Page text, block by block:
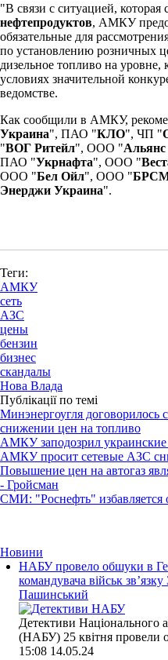
"В связи с ситуацией,
нефтепродуктов, АМКУ
обязательные для
по установлению розничных
дизельное топливо на
условиях значительной
ведомстве.
Как сообщили в АМКУ,
Украина", ПАО "КЛО", ЧП "
"ВОГ Ритейл", ООО "
ПАО "Укрнафта", ООО "
ООО "Бел Ойл", ООО "
Энерджи Украина".
Теги:
АМКУ
сеть
АЗС
цены
бензин
бизнес
скандалы
Нова Влада
Публікації по темі
Минэнергоугля договорилось
снижении цен на топливо
АМКУ заподозрил
АМКУ просит сетевые АЗС
Повышение цен на автогаз
- Гройсман
СМИ: "Роснефть" избавляется
Новини
НАБУ провело обшуки в
командувача військ
Пашинський
Детективи Національного
(НАБУ) 25 квітня провели
15:08 14.05.24